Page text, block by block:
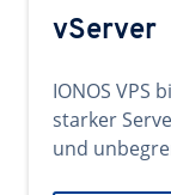
vServer
IONOS VPS
starker
und